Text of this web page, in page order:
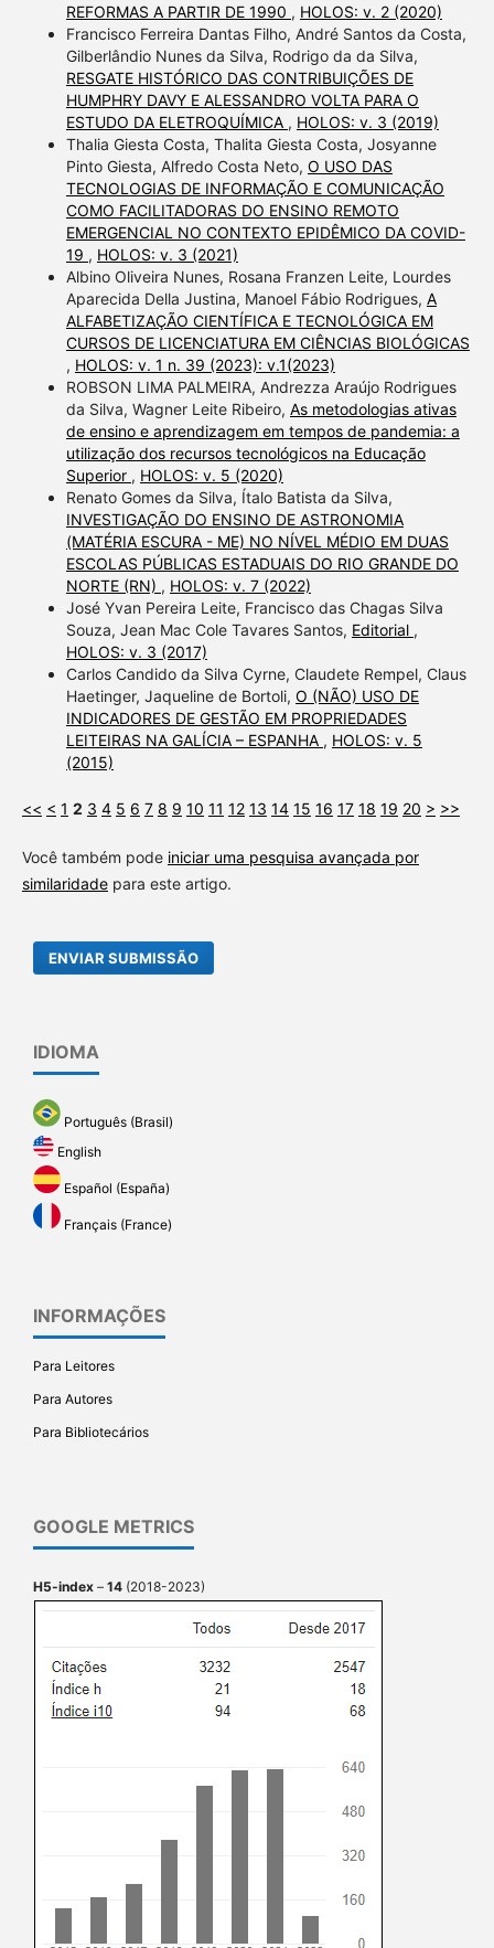
REFORMAS A PARTIR DE 1990 , HOLOS: v. 2 (2020)
Francisco Ferreira Dantas Filho, André Santos da Costa,
Gilberlândio Nunes da Silva, Rodrigo da da Silva,
RESGATE HISTÓRICO DAS CONTRIBUIÇÕES DE
HUMPHRY DAVY E ALESSANDRO VOLTA PARA O
ESTUDO DA ELETROQUÍMICA , HOLOS: v. 3 (2019)
Thalia Giesta Costa, Thalita Giesta Costa, Josyanne
Pinto Giesta, Alfredo Costa Neto, O USO DAS
TECNOLOGIAS DE INFORMAÇÃO E COMUNICAÇÃO
COMO FACILITADORAS DO ENSINO REMOTO
EMERGENCIAL NO CONTEXTO EPIDÊMICO DA COVID-
19 , HOLOS: v. 3 (2021)
Albino Oliveira Nunes, Rosana Franzen Leite, Lourdes
Aparecida Della Justina, Manoel Fábio Rodrigues, A
ALFABETIZAÇÃO CIENTÍFICA E TECNOLÓGICA EM
CURSOS DE LICENCIATURA EM CIÊNCIAS BIOLÓGICAS
, HOLOS: v. 1 n. 39 (2023): v.1(2023)
ROBSON LIMA PALMEIRA, Andrezza Araújo Rodrigues
da Silva, Wagner Leite Ribeiro, As metodologias ativas
de ensino e aprendizagem em tempos de pandemia: a
utilização dos recursos tecnológicos na Educação
Superior , HOLOS: v. 5 (2020)
Renato Gomes da Silva, Ítalo Batista da Silva,
INVESTIGAÇÃO DO ENSINO DE ASTRONOMIA
(MATÉRIA ESCURA - ME) NO NÍVEL MÉDIO EM DUAS
ESCOLAS PÚBLICAS ESTADUAIS DO RIO GRANDE DO
NORTE (RN) , HOLOS: v. 7 (2022)
José Yvan Pereira Leite, Francisco das Chagas Silva
Souza, Jean Mac Cole Tavares Santos, Editorial ,
HOLOS: v. 3 (2017)
Carlos Candido da Silva Cyrne, Claudete Rempel, Claus
Haetinger, Jaqueline de Bortoli, O (NÃO) USO DE
INDICADORES DE GESTÃO EM PROPRIEDADES
LEITEIRAS NA GALÍCIA – ESPANHA , HOLOS: v. 5
(2015)
<< < 1 2 3 4 5 6 7 8 9 10 11 12 13 14 15 16 17 18 19 20 > >>
Você também pode iniciar uma pesquisa avançada por
similaridadepara este artigo.
ENVIAR SUBMISSÃO
IDIOMA
Português (Brasil)
English
Español (España)
Français (France)
INFORMAÇÕES
Para Leitores
Para Autores
Para Bibliotecários
GOOGLE METRICS
H5-index – 14 (2018-2023)